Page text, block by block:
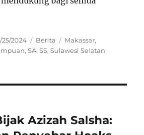
25/2024 Categories
Berita Tags
Makassar,
,SA,SS,Sulawesi Selatan
Azizah Salsha: